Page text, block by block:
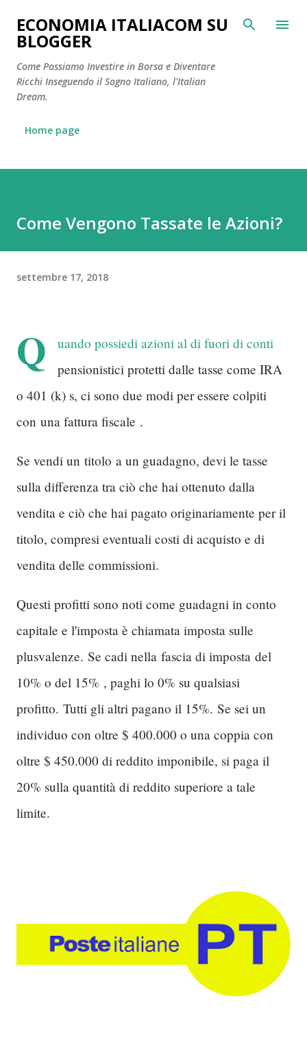
Passa ai contenuti principali
ECONOMIA ITALIACOM SU
BLOGGER
Come Possiamo Investire in Borsa e Diventare
Ricchi Inseguendo il Sogno Italiano, l'Italian
Dream.
Home page
Come Vengono Tassate le Azioni?
settembre 17, 2018
Q
uando possiedi azioni al di fuori di conti
pensionistici protetti dalle tasse come IRA
o 401 (k) s, ci sono due modi per essere colpiti
con una fattura fiscale .
Se vendi un titolo a un guadagno, devi le tasse
sulla differenza tra ciò che hai ottenuto dalla
vendita e ciò che hai pagato originariamente per il
titolo, compresi eventuali costi di acquisto e di
vendita delle commissioni.
Questi profitti sono noti come guadagni in conto
capitale e l'imposta è chiamata imposta sulle
plusvalenze. Se cadi nella fascia di imposta del
10% o del 15% , paghi lo 0% su qualsiasi
profitto. Tutti gli altri pagano il 15%. Se sei un
individuo con oltre $ 400.000 o una coppia con
oltre $ 450.000 di reddito imponibile, si paga il
20% sulla quantità di reddito superiore a tale
limite.